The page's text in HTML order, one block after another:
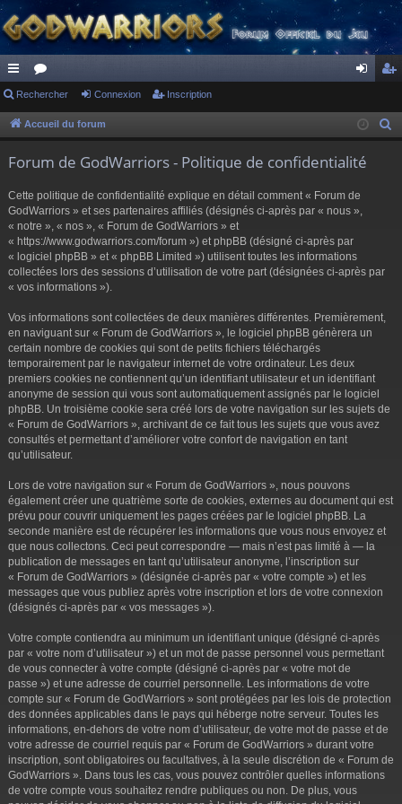
ac
co
s
or
u ne cri
Rechercher Connexion Inscription
Accueil du forum
Forum de GodWarriors - Politique de confidentialité
Cette politique de confidentialité explique en détail comment « Forum de
GodWarriors » et ses partenaires affiliés (désignés ci-après par « nous »,
« notre », « nos », « Forum de GodWarriors » et
« https://www.godwarriors.com/forum ») et phpBB (désigné ci-après par
« logiciel phpBB » et « phpBB Limited ») utilisent toutes les informations
collectées lors des sessions d’utilisation de votre part (désignées ci-après par
« vos informations »).
Vos informations sont collectées de deux manières différentes. Premièrement,
en naviguant sur « Forum de GodWarriors », le logiciel phpBB génèrera un
certain nombre de cookies qui sont de petits fichiers téléchargés
temporairement par le navigateur internet de votre ordinateur. Les deux
premiers cookies ne contiennent qu’un identifiant utilisateur et un identifiant
anonyme de session qui vous sont automatiquement assignés par le logiciel
phpBB. Un troisième cookie sera créé lors de votre navigation sur les sujets de
« Forum de GodWarriors », archivant de ce fait tous les sujets que vous avez
consultés et permettant d’améliorer votre confort de navigation en tant
qu’utilisateur.
Lors de votre navigation sur « Forum de GodWarriors », nous pouvons
également créer une quatrième sorte de cookies, externes au document qui est
prévu pour couvrir uniquement les pages créées par le logiciel phpBB. La
seconde manière est de récupérer les informations que vous nous envoyez et
que nous collectons. Ceci peut correspondre — mais n’est pas limité à — la
publication de messages en tant qu’utilisateur anonyme, l’inscription sur
« Forum de GodWarriors » (désignée ci-après par « votre compte ») et les
messages que vous publiez après votre inscription et lors de votre connexion
(désignés ci-après par « vos messages »).
Votre compte contiendra au minimum un identifiant unique (désigné ci-après
par « votre nom d’utilisateur ») et un mot de passe personnel vous permettant
de vous connecter à votre compte (désigné ci-après par « votre mot de
passe ») et une adresse de courriel personnelle. Les informations de votre
compte sur « Forum de GodWarriors » sont protégées par les lois de protection
des données applicables dans le pays qui héberge notre serveur. Toutes les
informations, en-dehors de votre nom d’utilisateur, de votre mot de passe et de
votre adresse de courriel requis par « Forum de GodWarriors » durant votre
inscription, sont obligatoires ou facultatives, à la seule discrétion de « Forum de
GodWarriors ». Dans tous les cas, vous pouvez contrôler quelles informations
de votre compte vous souhaitez rendre publiques ou non. De plus, vous